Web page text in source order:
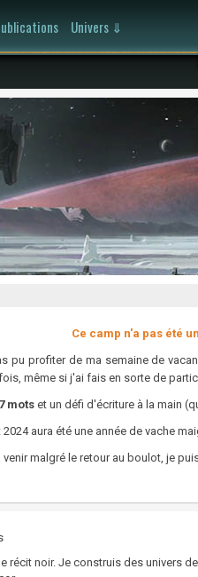
Univers ⇓
Ce camp n'a pas été
pu profiter de ma semaine de
même si j'ai fais en sorte de
motset un défi d'écriture à la main
aura été une année de vache
malgré le retour au boulot, je
récit noir. Je construis des univers